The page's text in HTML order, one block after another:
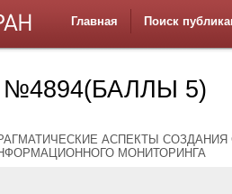
Главная Поиск
№4894(БАЛЛЫ 5)
АСПЕКТЫ
МОНИТОРИНГА